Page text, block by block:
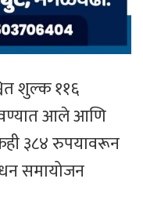
शुल्क ११६
आले आणि
३८४ रुपयावरून
समायोजन